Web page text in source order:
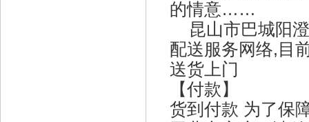
的情意……
昆山市巴城阳澄
配送服务网络,目
送货上门
【付款】
货到付款 为了保